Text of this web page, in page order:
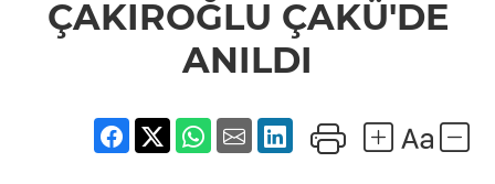
ÇAKIROĞLU ÇAKÜ'DE
ANILDI